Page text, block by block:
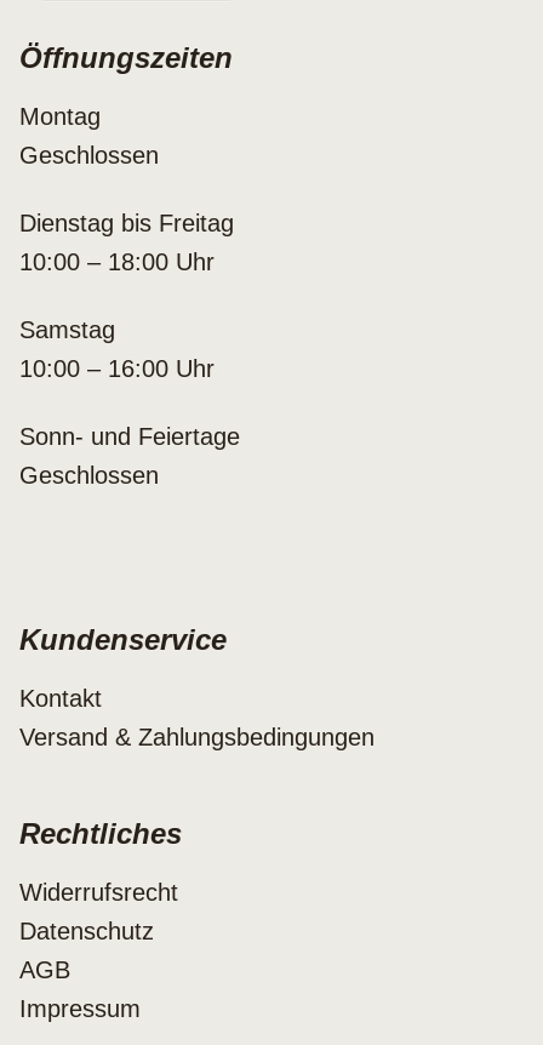
Öffnungszeiten
Montag
Geschlossen
Dienstag bis Freitag
10:00 – 18:00 Uhr
Samstag
10:00 – 16:00 Uhr
Sonn- und Feiertage
Geschlossen
Kundenservice
Kontakt
Versand & Zahlungsbedingungen
Rechtliches
Widerrufsrecht
Datenschutz
AGB
Impressum